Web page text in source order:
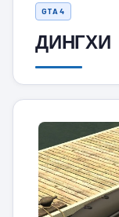
GTA 4
ДИНГХИ